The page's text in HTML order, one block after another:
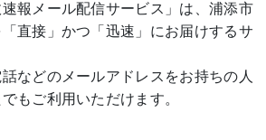
速報メール配信サービス」は、浦添市
直接」かつ「迅速」にお届けするサ
などのメールアドレスをお持ちの人
もご利用いただけます。